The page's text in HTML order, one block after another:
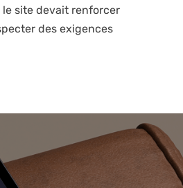
le site devait renforcer
des exigences